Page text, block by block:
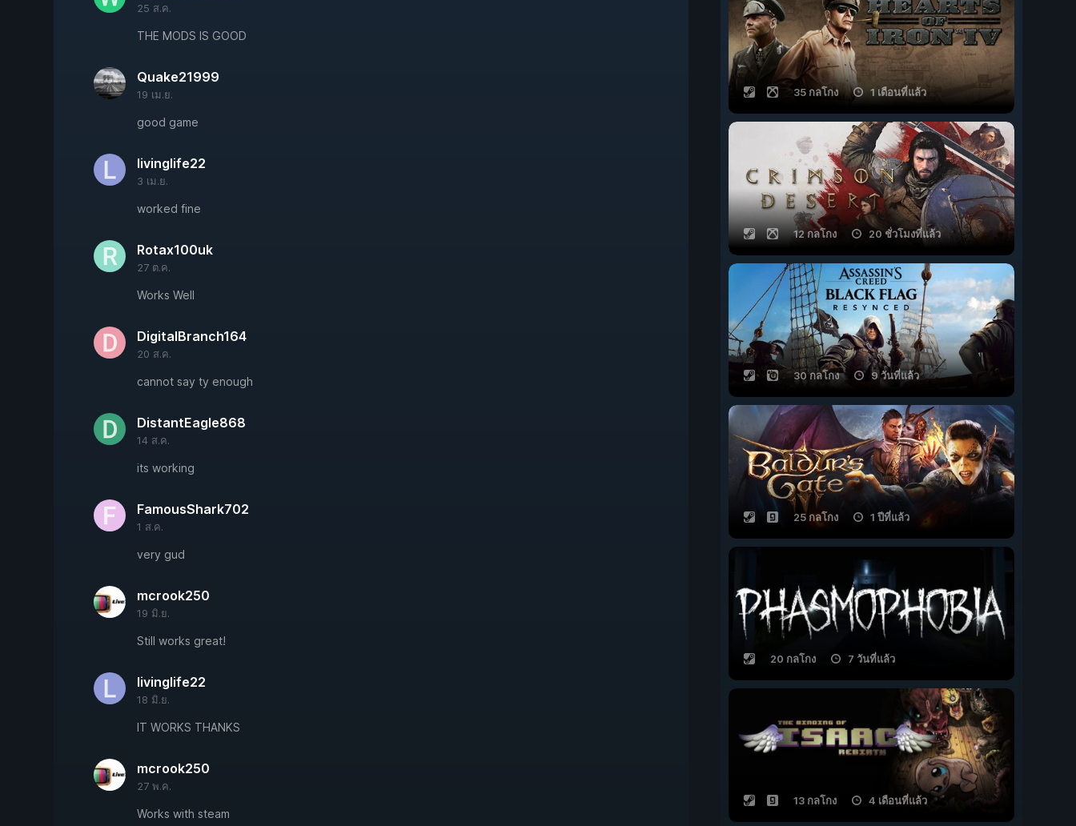
25 ส.ค.
THE MODS IS GOOD
Quake21999
19 เม.ย.
good game
livinglife22
3 เม.ย.
worked fine
Rotax100uk
27 ต.ค.
Works Well
DigitalBranch164
20 ส.ค.
cannot say ty enough
DistantEagle868
14 ส.ค.
its working
FamousShark702
1 ส.ค.
very gud
mcrook250
19 มิ.ย.
Still works great!
livinglife22
18 มิ.ย.
IT WORKS THANKS
mcrook250
27 พ.ค.
Works with steam
35 กลโกง 1 เดือนที่แล้ว
12 กลโกง 20 ชั่วโมงที่แล้ว
30 กลโกง 9 วันที่แล้ว
25 กลโกง 1 ปีที่แล้ว
20 กลโกง 7 วันที่แล้ว
13 กลโกง 4 เดือนที่แล้ว